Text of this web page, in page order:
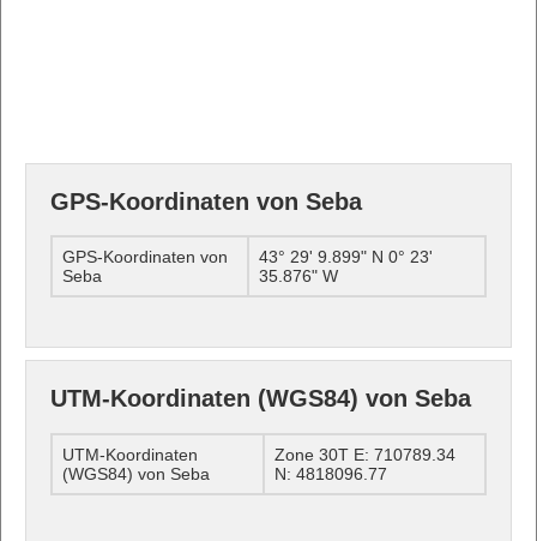
GPS-Koordinaten von Seba
GPS-Koordinaten von
Seba
43° 29' 9.899" N 0° 23'
35.876" W
UTM-Koordinaten (WGS84) von Seba
UTM-Koordinaten
(WGS84) von Seba
Zone 30T E: 710789.34
N: 4818096.77